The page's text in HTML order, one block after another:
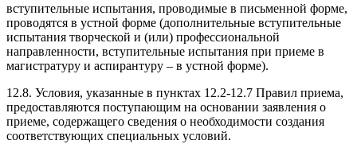
вступительные испытания, проводимые в письменной форме,
проводятся в устной форме (дополнительные вступительные
испытания творческой и (или) профессиональной
направленности, вступительные испытания при приеме в
магистратуру и аспирантуру – в устной форме).
12.8. Условия, указанные в пунктах 12.2-12.7 Правил приема,
предоставляются поступающим на основании заявления о
приеме, содержащего сведения о необходимости создания
соответствующих специальных условий.